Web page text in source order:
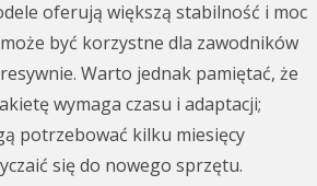
oferują większą stabilność i moc
być korzystne dla zawodników
Warto jednak pamiętać, że
wymaga czasu i adaptacji;
potrzebować kilku miesięcy
się do nowego sprzętu.